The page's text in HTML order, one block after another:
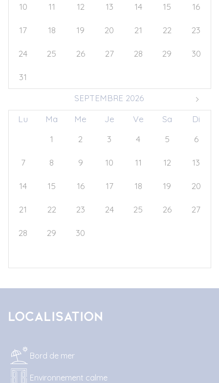
10 11 12 13 14 15 16
17 18 19 20 21 22 23
24 25 26 27 28 29 30
31
SEPTEMBRE 2026
Lu Ma Me Je Ve Sa
Di
1 2 3 4 5 6
7 8 9 10 11 12 13
14 15 16 17 18 19 20
21 22 23 24 25 26 27
28 29 30
Localisation
Bord de mer
Environnement calme